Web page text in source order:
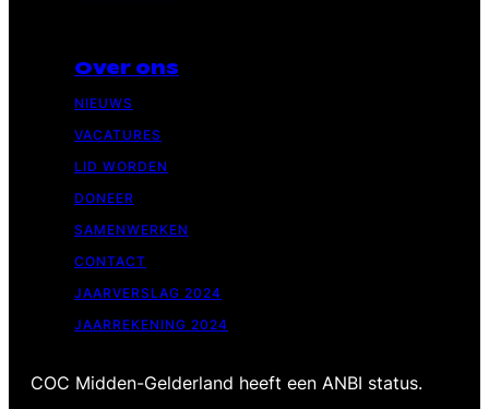
Over ons
NIEUWS
VACATURES
LID WORDEN
DONEER
SAMENWERKEN
CONTACT
JAARVERSLAG 2024
JAARREKENING 2024
COC Midden-Gelderland heeft een ANBI status.